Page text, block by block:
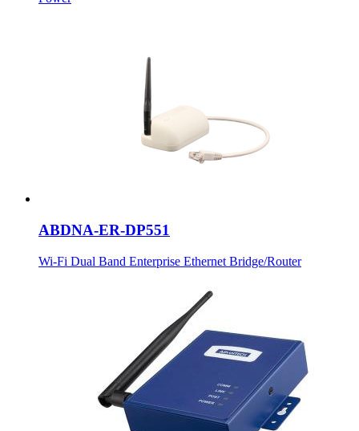
ABDNA-ER-DP551
Wi-Fi Dual Band Enterprise Ethernet Bridge/Router